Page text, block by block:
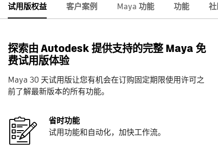
试用版权益 客户案例 Maya 功能 功能
探索由 Autodesk 提供支持的完整 Maya 免
费试用版体验
Maya 30 天试用版让您有机会在订购固定期限使用许可之
前了解最新版本的所有功能。
省时功能
试用功能和自动化，加快工作流。